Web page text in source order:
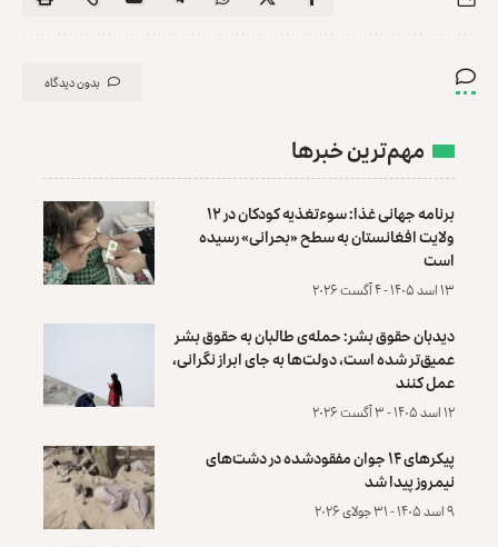
بدون دیدگاه
مهم‌ترین خبرها
برنامه جهانی غذا: سوءتغذیه کودکان در ۱۲
ولایت افغانستان به سطح «بحرانی» رسیده
است
۱۳ اسد ۱۴۰۵ - ۴ آگست ۲۰۲۶
دیدبان حقوق بشر: حمله‌ی طالبان به حقوق بشر
عمیق‌تر شده است، دولت‌ها به جای ابراز نگرانی،
عمل کنند
۱۲ اسد ۱۴۰۵ - ۳ آگست ۲۰۲۶
پیکرهای ۱۴ جوان مفقودشده در دشت‌های
نیمروز پیدا شد
۹ اسد ۱۴۰۵ - ۳۱ جولای ۲۰۲۶